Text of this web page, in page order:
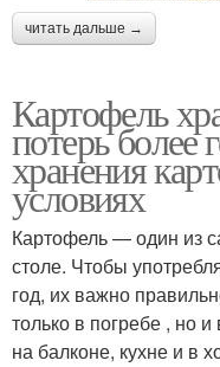
читать дальше →
Картофель
потерь более
хранения
условиях
Картофель — один из
столе. Чтобы
год, их важно
только в погребе , но
на балконе, кухне и в